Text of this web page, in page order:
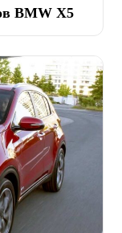
BMW X5